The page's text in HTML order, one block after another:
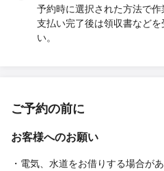
予約時に選択された方法で
支払い完了後は領収書など
い。
ご予約の前に
お客様へのお願い
・電気、水道をお借りする場合があ